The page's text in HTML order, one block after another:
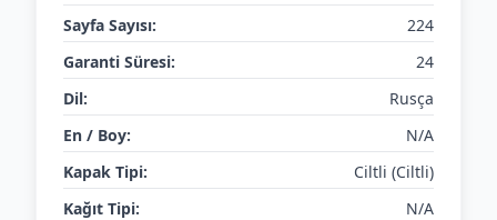
Sayfa Sayısı:
224
Garanti Süresi:
24
Dil:
Rusça
En / Boy:
N/A
Kapak Tipi:
Ciltli (Ciltli)
Kağıt Tipi:
N/A